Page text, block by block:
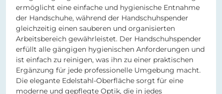
ermöglicht eine einfache und hygienische Entnahme
der Handschuhe, während der Handschuhspender
gleichzeitig einen sauberen und organisierten
Arbeitsbereich gewährleistet. Der Handschuhspender
erfüllt alle gängigen hygienischen Anforderungen und
ist einfach zu reinigen, was ihn zu einer praktischen
Ergänzung für jede professionelle Umgebung macht.
Die elegante Edelstahl-Oberfläche sorgt für eine
moderne und gepflegte Optik, die in jedes